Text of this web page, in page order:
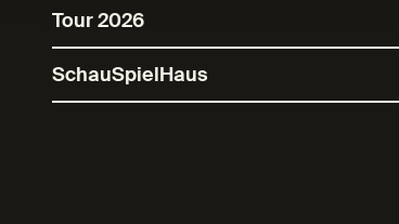
Tour 2026
SchauSpielHaus